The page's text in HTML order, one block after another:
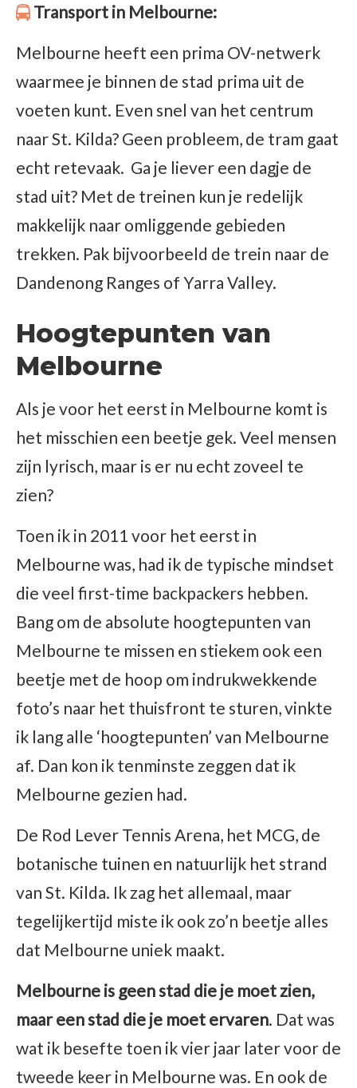
Transport in Melbourne:
Melbourne heeft een prima OV-netwerk
waarmee je binnen de stad prima uit de
voeten kunt. Even snel van het centrum
naar St. Kilda? Geen probleem, de tram gaat
echt retevaak. Ga je liever een dagje de
stad uit? Met de treinen kun je redelijk
makkelijk naar omliggende gebieden
trekken. Pak bijvoorbeeld de trein naar de
Dandenong Ranges of Yarra Valley.
Hoogtepunten van
Melbourne
Als je voor het eerst in Melbourne komt is
het misschien een beetje gek. Veel mensen
zijn lyrisch, maar is er nu echt zoveel te
zien?
Toen ik in 2011 voor het eerst in
Melbourne was, had ik de typische mindset
die veel first-time backpackers hebben.
Bang om de absolute hoogtepunten van
Melbourne te missen en stiekem ook een
beetje met de hoop om indrukwekkende
foto’s naar het thuisfront te sturen, vinkte
ik lang alle ‘hoogtepunten’ van Melbourne
af. Dan kon ik tenminste zeggen dat ik
Melbourne gezien had.
De Rod Lever Tennis Arena, het MCG, de
botanische tuinen en natuurlijk het strand
van St. Kilda. Ik zag het allemaal, maar
tegelijkertijd miste ik ook zo’n beetje alles
dat Melbourne uniek maakt.
Melbourne is geen stad die je moet zien,
maar een stad die je moet ervaren. Dat was
wat ik besefte toen ik vier jaar later voor de
tweede keer in Melbourne was. En ook de